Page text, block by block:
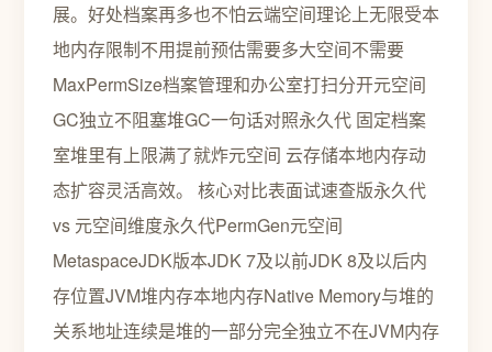
展。好处档案再多也不怕云端空间理论上无限受本
地内存限制不用提前预估需要多大空间不需要
MaxPermSize档案管理和办公室打扫分开元空间
GC独立不阻塞堆GC一句话对照永久代 固定档案
室堆里有上限满了就炸元空间 云存储本地内存动
态扩容灵活高效。 核心对比表面试速查版永久代
vs 元空间维度永久代PermGen元空间
MetaspaceJDK版本JDK 7及以前JDK 8及以后内
存位置JVM堆内存本地内存Native Memory与堆的
关系地址连续是堆的一部分完全独立不在JVM内存